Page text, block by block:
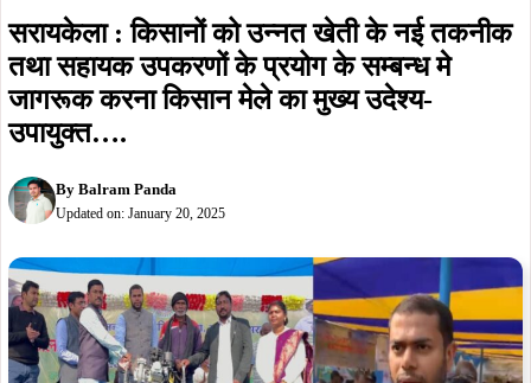
सरायकेला : किसानों को उन्नत खेती के नई तकनीक
तथा सहायक उपकरणों के प्रयोग के सम्बन्ध मे
जागरूक करना किसान मेले का मुख्य उदेश्य-
उपायुक्त….
By Balram Panda
Updated on: January 20, 2025